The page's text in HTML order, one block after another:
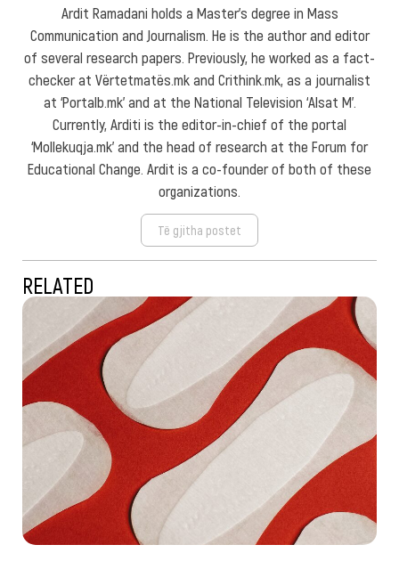
Ardit Ramadani holds a Master’s degree in Mass
Communication and Journalism. He is the author and editor
of several research papers. Previously, he worked as a fact-
checker at Vërtetmatës.mk and Crithink.mk, as a journalist
at ‘Portalb.mk’ and at the National Television ‘Alsat M’.
Currently, Arditi is the editor-in-chief of the portal
‘Mollekuqja.mk’ and the head of research at the Forum for
Educational Change. Ardit is a co-founder of both of these
organizations.
Të gjitha postet
RELATED